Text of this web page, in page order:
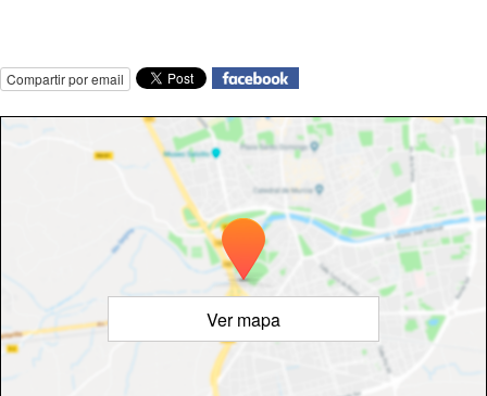
Compartir por email
Ver mapa